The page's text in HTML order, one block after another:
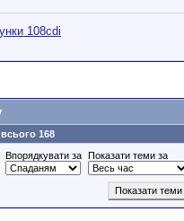
108cdi
168
Впорядкувати за Показати теми за